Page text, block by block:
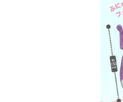
カプセルトイマシン本体